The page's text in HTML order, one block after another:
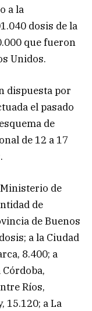
a la
dosis de la
que fueron
Unidos.
dispuesta por
el pasado
de
de 12 a 17
de
de
de Buenos
a la Ciudad
8.400; a
Córdoba,
Ríos,
15.120; a La